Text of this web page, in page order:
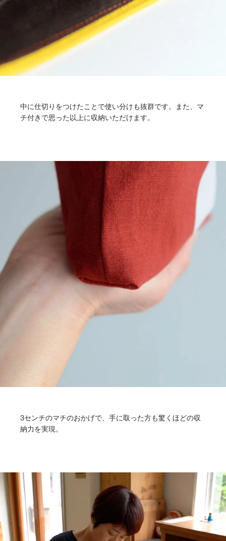
中に仕切りをつけたことで使い分けも抜群です。また、マ
チ付きで思った以上に収納いただけます。
3センチのマチのおかげで、手に取った方も驚くほどの収
納力を実現。